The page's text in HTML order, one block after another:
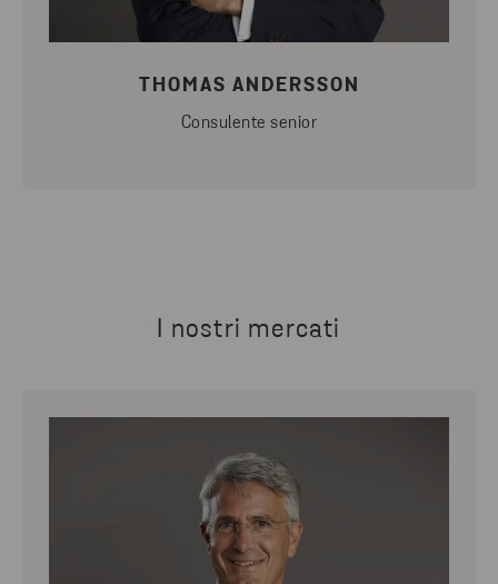
THOMAS ANDERSSON
Consulente senior
I nostri mercati